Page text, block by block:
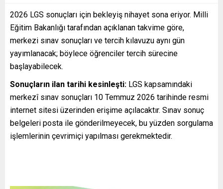
2026 LGS sonuçları için bekleyiş nihayet sona eriyor. Milli
Eğitim Bakanlığı tarafından açıklanan takvime göre,
merkezi sınav sonuçları ve tercih kılavuzu aynı gün
yayımlanacak; böylece öğrenciler tercih sürecine
başlayabilecek.
Sonuçların ilan tarihi kesinleşti: LGS kapsamındaki
merkezî sınav sonuçları 10 Temmuz 2026 tarihinde resmi
internet sitesi üzerinden erişime açılacaktır. Sınav sonuç
belgeleri posta ile gönderilmeyecek, bu yüzden sorgulama
işlemlerinin çevrimiçi yapılması gerekmektedir.